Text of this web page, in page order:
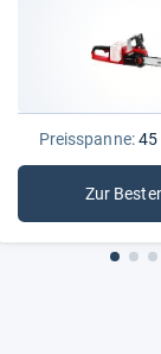
Preisspanne:45
Zur :